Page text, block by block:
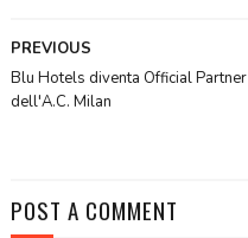
PREVIOUS
Blu Hotels diventa Official Partner
dell'A.C. Milan
POST A COMMENT